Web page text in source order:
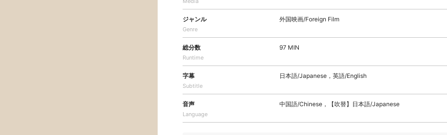
ジャンル
Genre
外国映画/Foreign Film
総分数
Runtime
97 MIN
字幕
Subtitle
日本語/Japanese，英語/English
音声
Language
中国語/Chinese，【吹替】日本語/Japanese